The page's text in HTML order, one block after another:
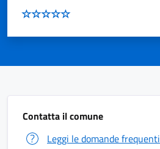
Contatta il comune
Leggi le domande frequenti